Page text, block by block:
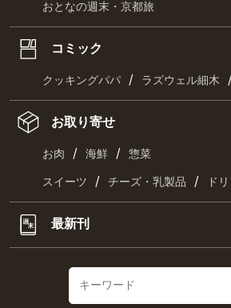
おとなの週末・京都旅
コミック
クッキングパパ / ラズウェル細木
お取り寄せ
お肉 / 海鮮 / 惣菜
スイーツ / チーズ・乳製品 / ド
最新刊